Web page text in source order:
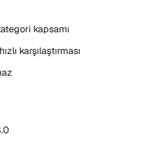
kapsamı
karşılaştırması